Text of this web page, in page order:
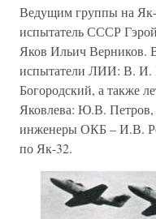
Ведущим группы на Як-
испытатель СССР
Яков Ильич Верников.
испытатели ЛИИ: В. И.
Богородский, а также
Яковлева: Ю.В.
инженеры ОКБ – И.В.
по Як-32.